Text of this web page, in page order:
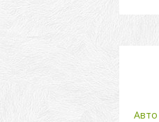
Авто